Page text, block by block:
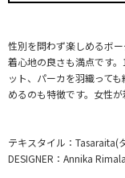
性別を問わず楽しめるボ
着心地の良さも満点です
ット、パーカを羽織って
めるのも特徴です。女性
テキスタイル：Tasaraita(
DESIGNER：Annika Rimala